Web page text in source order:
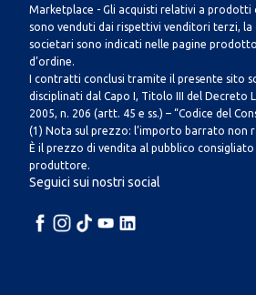
Marketplace - Gli acquisti relativi a
sono venduti dai rispettivi venditori terzi, la
societari sono indicati nelle pagine
d’ordine.
I contratti conclusi tramite il presente sito
disciplinati dal Capo I, Titolo III del Decreto
2005, n. 206 (artt. 45 e ss.) – “Codice del
(1) Nota sul prezzo: l’importo barrato non
È il prezzo di vendita al pubblico
produttore.
Seguici sui nostri social